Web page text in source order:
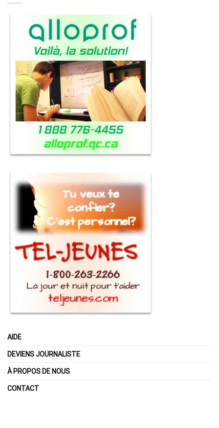
AIDE
DEVIENS JOURNALISTE
À PROPOS DE NOUS
CONTACT